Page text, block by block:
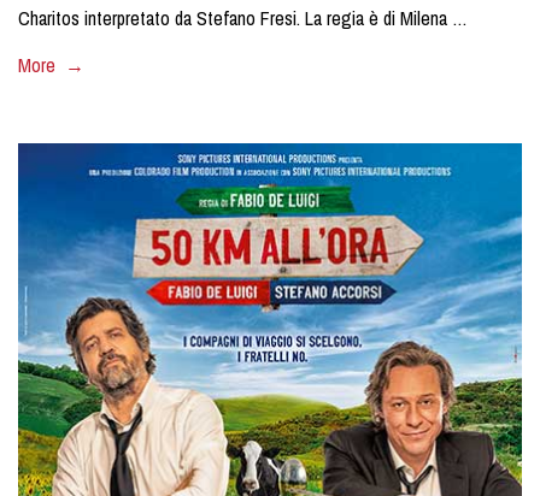
Charitos interpretato da Stefano Fresi. La regia è di Milena …
More →